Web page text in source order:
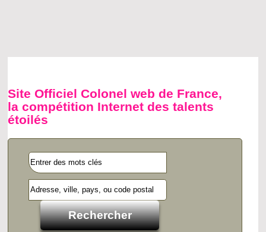
Site Officiel Colonel web de France,
la compétition Internet des talents
étoilés